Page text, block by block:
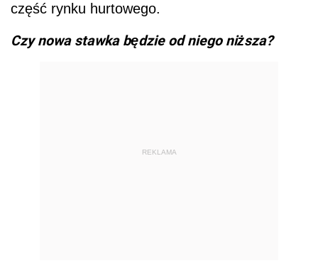
część rynku hurtowego.
Czy nowa stawka będzie od niego niższa?
REKLAMA